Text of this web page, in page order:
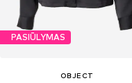
PASIŪLYMAS
OBJECT